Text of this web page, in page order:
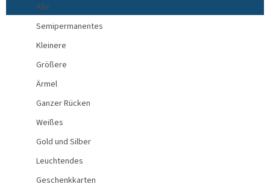
Alle
Semipermanentes
Kleinere
Größere
Ärmel
Ganzer Rücken
Weißes
Gold und Silber
Leuchtendes
Geschenkkarten